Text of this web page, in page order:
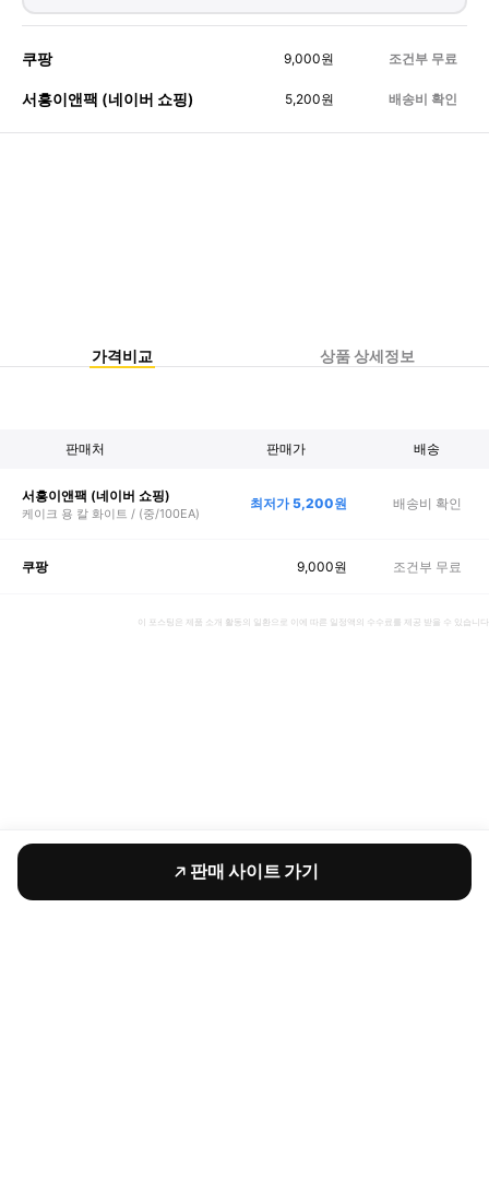
쿠팡 9,000원 조건부 무료
서흥이앤팩 (네이버 쇼핑) 5,200원 배송비 확인
가격비교 상품 상세정보
판매처 판매가 배송
서흥이앤팩 (네이버 쇼핑)
케이크 용 칼 화이트 / (중/100EA)
최저가5,200원 배송비 확인
쿠팡 9,000원 조건부 무료
이 포스팅은 제품 소개 활동의 일환으로 이에 따른 일정액의 수수료를 제공 받을 수 있습니다
판매 사이트 가기